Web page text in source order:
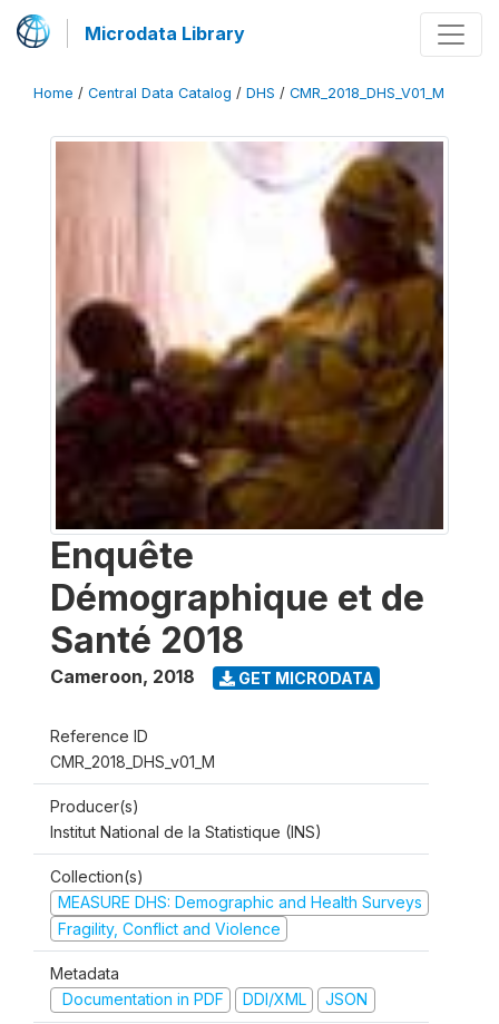
Microdata Library
Home / Central Data Catalog / DHS / CMR_2018_DHS_V01_M
Enquête
Démographique et de
Santé 2018
Cameroon, 2018 GET MICRODATA
Reference ID
CMR_2018_DHS_v01_M
Producer(s)
Institut National de la Statistique (INS)
Collection(s)
MEASURE DHS: Demographic and Health Surveys
Fragility, Conflict and Violence
Metadata
Documentation in PDF
DDI/XML JSON